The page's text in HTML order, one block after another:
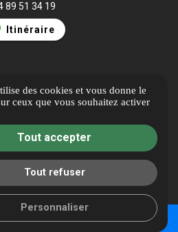
89 51 34 19
Itinéraire
complémentaires
légales
de confidentialité
des cookies
des cookies et vous donne le
ceux que vous souhaitez activer
Tout accepter
Tout refuser
Personnaliser